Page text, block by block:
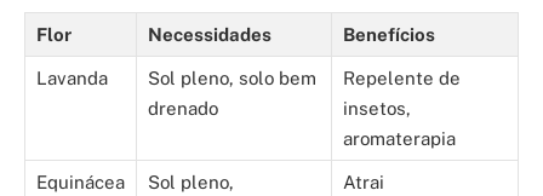
Flor Necessidades Benefícios
Lavanda
Sol pleno, solo bem
drenado
Repelente de
insetos,
aromaterapia
Equinácea
Sol pleno,
Atrai